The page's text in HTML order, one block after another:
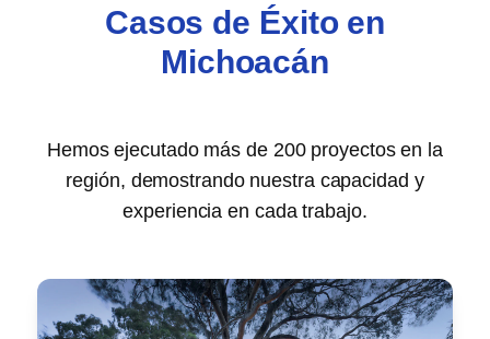
Casos de Éxito en
Michoacán
Hemos ejecutado más de 200 proyectos en la
región, demostrando nuestra capacidad y
experiencia en cada trabajo.